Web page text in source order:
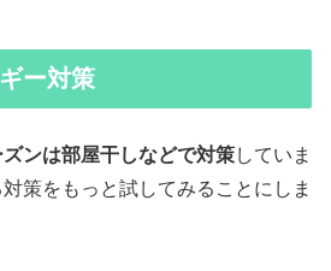
ー対策
ンは部屋干しなどで対策していま
策をもっと試してみることにしま